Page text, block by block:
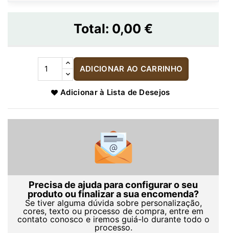
Total: 0,00 €
ADICIONAR AO CARRINHO
Adicionar à Lista de Desejos
Precisa de ajuda para configurar o seu
produto ou finalizar a sua encomenda?
Se tiver alguma dúvida sobre personalização,
cores, texto ou processo de compra, entre em
contato conosco e iremos guiá-lo durante todo o
processo.